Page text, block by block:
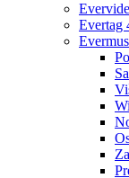
Evertag